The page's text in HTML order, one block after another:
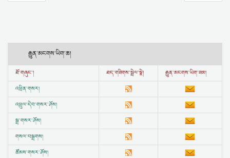
རྒྱུན་མངགས་ཡིག་ཆ།
ཐོ་གཞུང་། ཐད་གཟིགས་སྦྲེལ་སྣེ།
རྒྱུན་མངགས་ཡིག་ཟམ།
འཕྲིན་གསར།
འཕྲུལ་དེབ་གསར་ཤོས།
སྒྲ་གསར་ཤོས།
གསལ་བསྒྲགས།
ཚོམས་གསར་ཤོས།